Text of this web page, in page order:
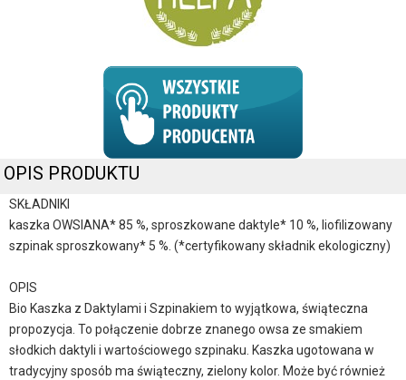
OPIS PRODUKTU
SKŁADNIKI
kaszka OWSIANA* 85 %, sproszkowane daktyle* 10 %, liofilizowany
szpinak sproszkowany* 5 %. (*certyfikowany składnik ekologiczny)
OPIS
Bio Kaszka z Daktylami i Szpinakiem to wyjątkowa, świąteczna
propozycja. To połączenie dobrze znanego owsa ze smakiem
słodkich daktyli i wartościowego szpinaku. Kaszka ugotowana w
tradycyjny sposób ma świąteczny, zielony kolor. Może być również